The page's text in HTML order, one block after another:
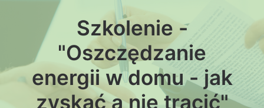
Oferta doradców
Aktualności
Wydarzenia
Oferta finansowania
Wiedza
Media
Szkolenie -
"Oszczędzanie
energii w domu - jak
zyskać a nie tracić"